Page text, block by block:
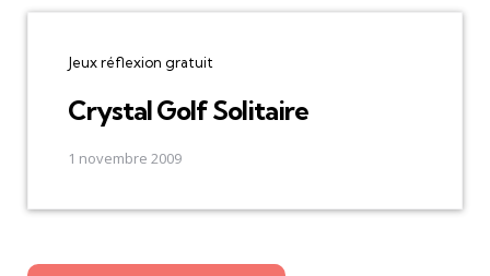
Jeux réflexion gratuit
Crystal Golf Solitaire
1 novembre 2009